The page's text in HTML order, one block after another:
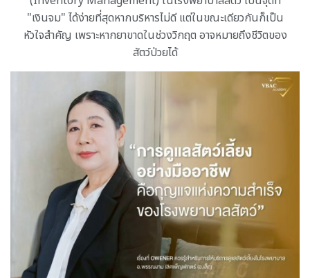
"เงินจม" ได้ง่ายที่สุดหากบริหารไม่ดี แต่ในขณะเดียวกันก็เป็น
หัวใจสำคัญ เพราะหากยาขาดในช่วงวิกฤต อาจหมายถึงชีวิตของ
สัตว์ป่วยได้